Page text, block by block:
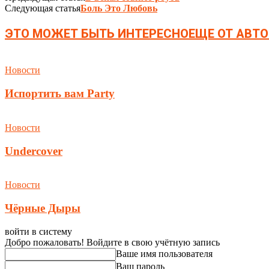
Следующая статьяБоль Это Любовь
ЭТО МОЖЕТ БЫТЬ ИНТЕРЕСНОЕЩЕ ОТ
Новости
Испортить вам Party
Новости
Undercover
Новости
Чёрные Дыры
войти в систему
Добро пожаловать! Войдите в свою учётную запись
Ваше имя пользователя
Ваш пароль